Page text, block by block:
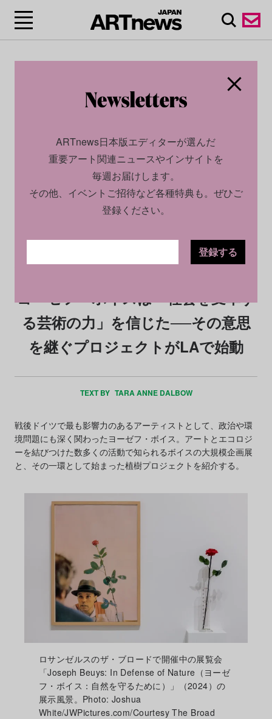
2024.11.22
ヨーゼフ・ボイスは「社会を変革す
る芸術の力」を信じた──その意思
を継ぐプロジェクトがLAで始動
TEXT BY TARA ANNE DALBOW
戦後ドイツで最も影響力のあるアーティストとして、政治や環
境問題にも深く関わったヨーゼフ・ボイス。アートとエコロジ
ーを結びつけた数多くの活動で知られるボイスの大規模企画展
と、その一環として始まった植樹プロジェクトを紹介する。
ロサンゼルスのザ・ブロードで開催中の展覧会
「Joseph Beuys: In Defense of Nature（ヨーゼ
フ・ボイス：自然を守るために）」（2024）の
展示風景。Photo: Joshua
White/JWPictures.com/Courtesy The Broad
ARTnews日本版エディターが選んだ
重要アート関連ニュースやインサイトを
毎週お届けします。
その他、イベントご招待など各種特典も。ぜひご
登録ください。
登録する